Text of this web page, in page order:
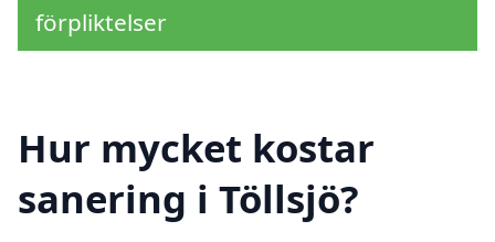
förpliktelser
Hur mycket kostar
sanering i Töllsjö?